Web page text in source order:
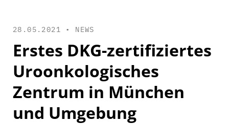
28.05.2021 • NEWS
Erstes DKG-zertifiziertes
Uroonkologisches
Zentrum in München
und Umgebung